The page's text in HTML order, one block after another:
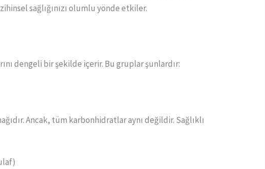
sağlığınızı olumlu yönde etkiler.
dengeli bir şekilde içerir. Bu gruplar şunlardır:
Ancak, tüm karbonhidratlar aynı değildir. Sağlıklı